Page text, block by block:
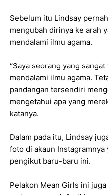
Sebelum itu Lindsay
mengubah dirinya ke arah
mendalami ilmu agama.
“Saya seorang yang
mendalami ilmu agama.
pandangan tersendiri
mengetahui apa yang
katanya.
Dalam pada itu, Lindsay
foto di akaun
pengikut baru-baru ini.
Pelakon Mean Girls ini juga